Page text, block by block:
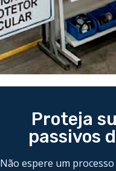
Proteja
passivos
Não espere um